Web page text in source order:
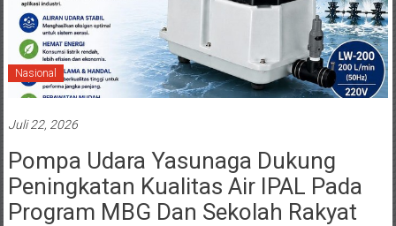
Nasional
Juli 22, 2026
Pompa Udara Yasunaga Dukung
Peningkatan Kualitas Air IPAL Pada
Program MBG Dan Sekolah Rakyat